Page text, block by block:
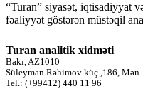
“Turan” siyasət, iqtisadiyyat
fəaliyyət göstərən müstəqil
Turan analitik xidməti
Bakı, AZ1010
Süleyman Rəhimov küç.,186,
Tel.: (+99412) 440 11 96